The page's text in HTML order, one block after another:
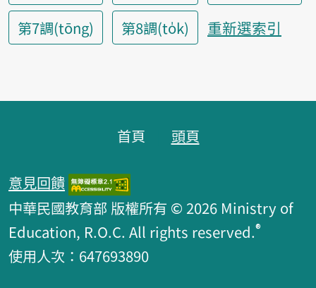
第7調(tōng)
第8調(to̍k) 重新選索引
首頁 頭頁
意見回饋
中華民國教育部 版權所有 © 2026 Ministry of
Education, R.O.C. All rights reserved.®
使用人次：647693890